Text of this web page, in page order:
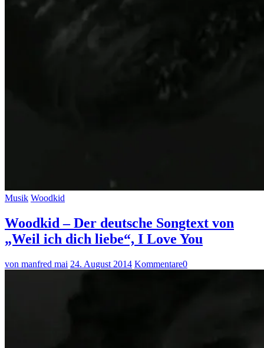
Musik Woodkid
Woodkid – Der deutsche Songtext von
„Weil ich dich liebe“, I Love You
von manfred mai 24. August 2014 Kommentare0